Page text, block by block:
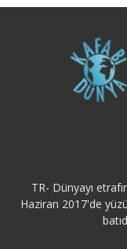
TR- Dünyayı
Haziran 2017'de